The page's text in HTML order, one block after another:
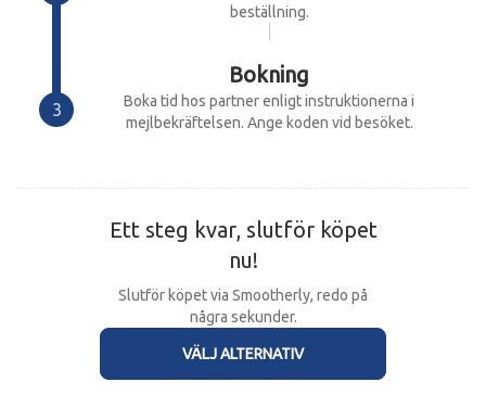
beställning.
Bokning
Boka tid hos partner enligt instruktionerna i
mejlbekräftelsen. Ange koden vid besöket.
Ett steg kvar, slutför köpet
nu!
Slutför köpet via Smootherly, redo på
några sekunder.
VÄLJ ALTERNATIV